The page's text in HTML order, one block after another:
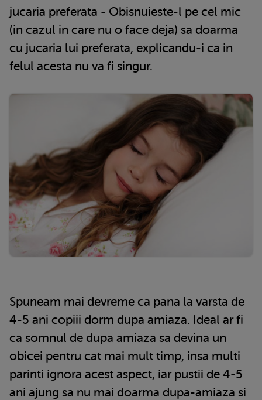
jucaria preferata - Obisnuieste-l pe cel mic
(in cazul in care nu o face deja) sa doarma
cu jucaria lui preferata, explicandu-i ca in
felul acesta nu va fi singur.
Spuneam mai devreme ca pana la varsta de
4-5 ani copiii dorm dupa amiaza. Ideal ar fi
ca somnul de dupa amiaza sa devina un
obicei pentru cat mai mult timp, insa multi
parinti ignora acest aspect, iar pustii de 4-5
ani ajung sa nu mai doarma dupa-amiaza si